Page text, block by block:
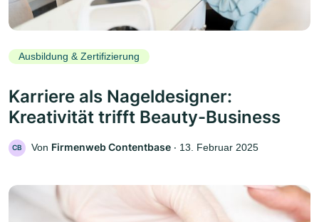
Ausbildung & Zertifizierung
Karriere als Nageldesigner:
Kreativität trifft Beauty-Business
CB Von Firmenweb Contentbase ‧ 13. Februar 2025